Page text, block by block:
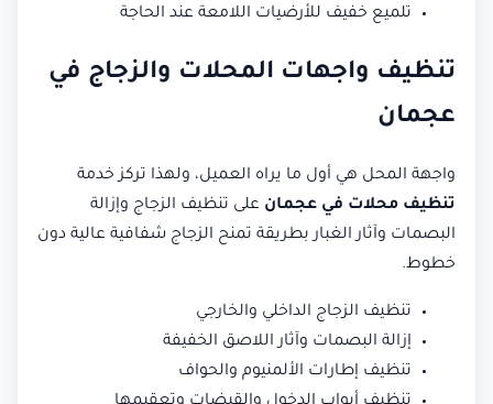
تلميع خفيف للأرضيات اللامعة عند الحاجة
تنظيف واجهات المحلات والزجاج في
عجمان
واجهة المحل هي أول ما يراه العميل، ولهذا تركز خدمة
تنظيف محلات في عجمان على تنظيف الزجاج وإزالة
البصمات وآثار الغبار بطريقة تمنح الزجاج شفافية عالية دون
خطوط.
تنظيف الزجاج الداخلي والخارجي
إزالة البصمات وآثار اللاصق الخفيفة
تنظيف إطارات الألمنيوم والحواف